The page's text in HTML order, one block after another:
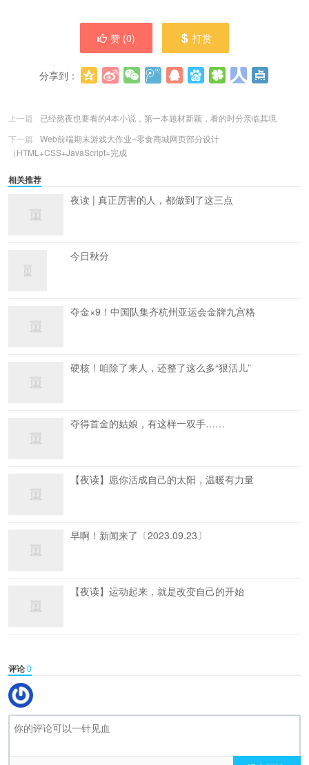
赞 (0) 打赏
分享到：
上一篇
已经熬夜也要看的4本小说，第一本题材新颖，看的时分亲临其境
下一篇
Web前端期末游戏大作业–零食商城网页部分设计
（HTML+CSS+JavaScript+完成
相关推荐
夜读 | 真正厉害的人，都做到了这三点
今日秋分
夺金×9！中国队集齐杭州亚运会金牌九宫格
硬核！咱除了来人，还整了这么多“狠活儿”
夺得首金的姑娘，有这样一双手……
【夜读】愿你活成自己的太阳，温暖有力量
早啊！新闻来了〔2023.09.23〕
【夜读】运动起来，就是改变自己的开始
评论0